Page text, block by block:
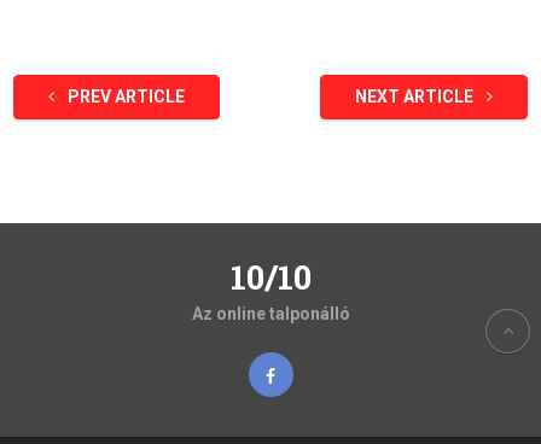
PREV ARTICLE NEXT ARTICLE
10/10
Az online talponálló